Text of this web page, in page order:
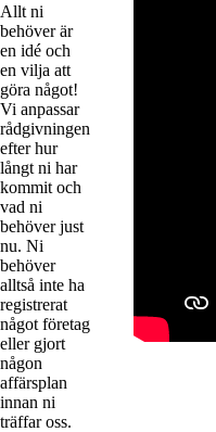
Allt ni
behöver är
en idé och
en vilja att
göra något!
Vi anpassar
rådgivningen
efter hur
långt ni har
kommit och
vad ni
behöver just
nu. Ni
behöver
alltså inte ha
registrerat
något företag
eller gjort
någon
affärsplan
innan ni
träffar oss.